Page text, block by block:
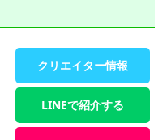
クリエイター情報
LINEで紹介する